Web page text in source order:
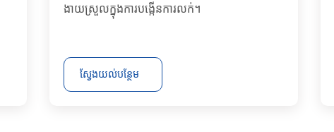
ងាយស្រួលក្នុងការបង្កើនការលក់។
ស្វែងយល់បន្ថែម